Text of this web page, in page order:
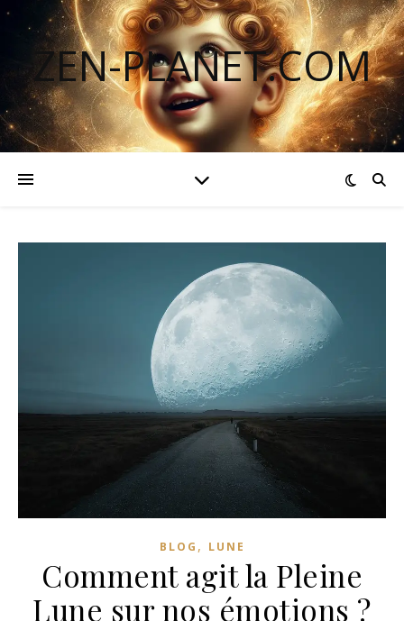
ZEN-PLANET.COM
BLOG , LUNE
Comment agit la Pleine
Lune sur nos émotions ?